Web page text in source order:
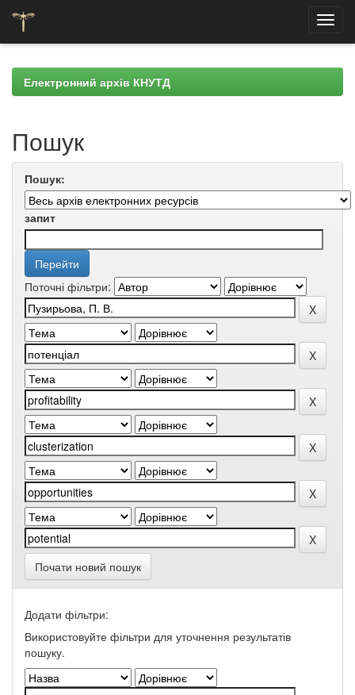
navigationЕлектронний архів КНУТД
Пошук
Пошук:
запит
Поточні фільтри:
Почати новий пошук
Додати фільтри:
Використовуйте фільтри для уточнення результатів
пошуку.